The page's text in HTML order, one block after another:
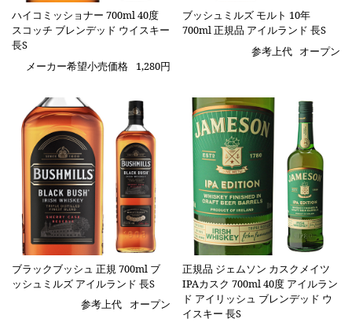
ハイコミッショナー 700ml 40度
スコッチ ブレンデッド ウイスキー
長S
メーカー希望小売価格
1,280円
ブッシュミルズ モルト 10年
700ml 正規品 アイルランド 長S
参考上代 オープン
ブラックブッシュ 正規 700ml ブ
ッシュミルズ アイルランド 長S
参考上代
オープン
正規品 ジェムソン カスクメイツ
IPAカスク 700ml 40度 アイルラン
ド アイリッシュ ブレンデッド ウ
イスキー 長S